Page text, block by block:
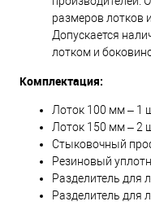
размеров лотков
Допускается
лотком и
Комплектация:
Лоток 100 мм – 1
Лоток 150 мм – 2
Стыковочный
Резиновый
Разделитель для
Разделитель для